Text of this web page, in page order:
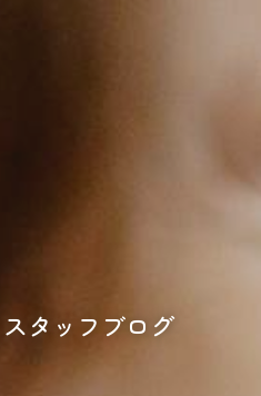
タッフブログ